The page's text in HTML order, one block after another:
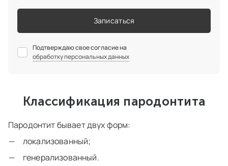
Записаться
Подтверждаю свое согласие на
обработку персональных данных
Классификация пародонтита
Пародонтит бывает двух форм:
локализованный;
генерализованный.